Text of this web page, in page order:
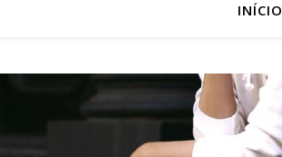
INÍCIO